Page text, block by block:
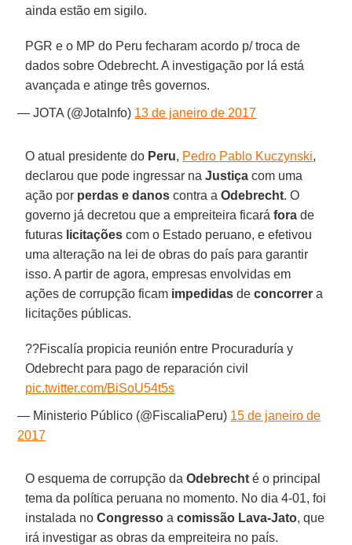
ainda estão em sigilo.
PGR e o MP do Peru fecharam acordo p/ troca de
dados sobre Odebrecht. A investigação por lá está
avançada e atinge três governos.
— JOTA (@JotaInfo) 13 de janeiro de 2017
O atual presidente do Peru, Pedro Pablo Kuczynski,
declarou que pode ingressar naJustiça com uma
ação por perdas e danos contra aOdebrecht. O
governo já decretou que a empreiteira ficaráfora de
futuras licitações com o Estado peruano, e efetivou
uma alteração na lei de obras do país para garantir
isso. A partir de agora, empresas envolvidas em
ações de corrupção ficam impedidas deconcorrer a
licitações públicas.
??Fiscalía propicia reunión entre Procuraduría y
Odebrecht para pago de reparación civil
pic.twitter.com/BiSoU54t5s
— Ministerio Público (@FiscaliaPeru) 15 de janeiro de
2017
O esquema de corrupção daOdebrecht é o principal
tema da política peruana no momento. No dia 4-01, foi
instalada noCongresso acomissão Lava-Jato, que
irá investigar as obras da empreiteira no país.